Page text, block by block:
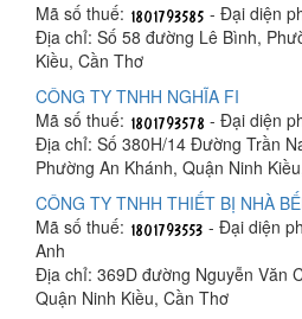
Mã số thuế:
- Đại diện
Địa chỉ: Số 58 đường Lê Bình,
Kiều, Cần Thơ
CÔNG TY TNHH NGHĨA FI
Mã số thuế:
- Đại diện
Địa chỉ: Số 380H/14 Đường Trần
Phường An Khánh, Quận Ninh
CÔNG TY TNHH THIẾT BỊ NHÀ
Mã số thuế:
- Đại diện
Anh
Địa chỉ: 369D đường Nguyễn Văn
Quận Ninh Kiều, Cần Thơ